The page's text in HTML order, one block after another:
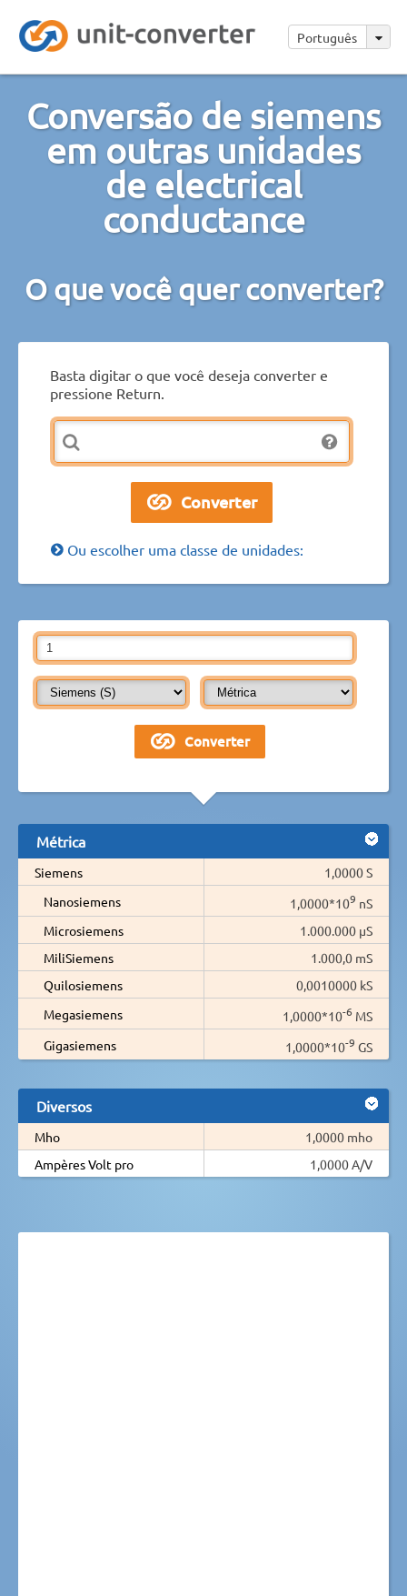
Português
Conversão de siemens
em outras unidades
de electrical
conductance
O que você quer converter?
Basta digitar o que você deseja converter e
pressione Return.
Ou escolher uma classe de unidades:
Métrica
Siemens
1,0000 S
Nanosiemens
1,0000*109 nS
Microsiemens
1.000.000 µS
MiliSiemens
1.000,0 mS
Quilosiemens
0,0010000 kS
Megasiemens
1,0000*10-6 MS
Gigasiemens
1,0000*10-9 GS
Diversos
Mho
1,0000 mho
Ampères Volt pro
1,0000 A/V